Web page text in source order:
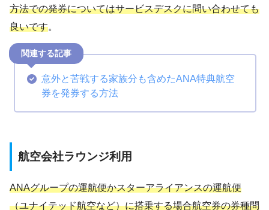
方法での発券についてはサービスデスクに問い合わせても
良いです。
意外と苦戦する家族分も含めたANA特典航空
券を発券する方法
航空会社ラウンジ利用
ANAグループの運航便かスターアライアンスの運航便
（ユナイテッド航空など）に搭乗する場合航空券の券種問